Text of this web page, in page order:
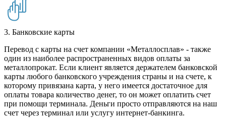
3. Банковские карты
Перевод с карты на счет компании «Металлосплав» - также
один из наиболее распространенных видов оплаты за
металлопрокат. Если клиент является держателем банковской
карты любого банковского учреждения страны и на счете, к
которому привязана карта, у него имеется достаточное для
оплаты товара количество денег, то он может оплатить счет
при помощи терминала. Деньги просто отправляются на наш
счет через терминал или услугу интернет-банкинга.